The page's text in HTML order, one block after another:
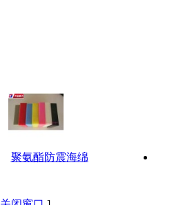
聚氨酯防震海绵